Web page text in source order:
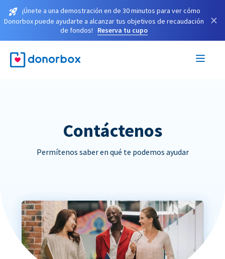
¡Únete a una demostración en de 30 minutos para ver cómo
Donorbox puede ayudarte a alcanzar tus objetivos de recaudación
de fondos!
Reserva tu cupo
×
Contáctenos
Permítenos saber en qué te podemos ayudar